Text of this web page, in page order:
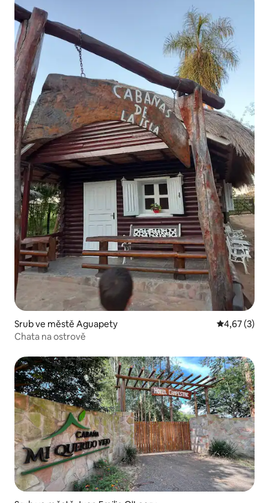
Srub ve městě Aguapety Průměrné
4,67 (3)
Chata na ostrově